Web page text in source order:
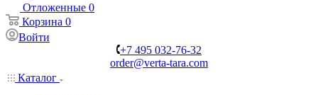
Отложенные 0
Корзина 0
Войти
+7 495 032-76-32
order@verta-tara.com
Каталог